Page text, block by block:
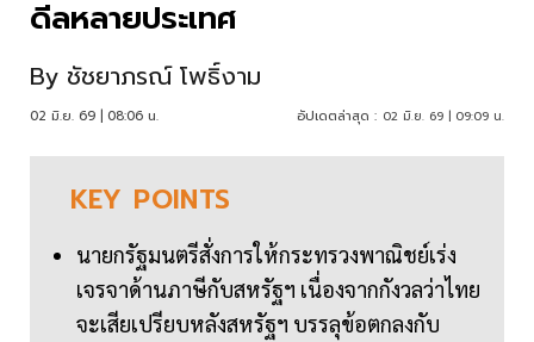
ดีลหลายประเทศ
By ชัชยาภรณ์ โพธิ์งาม
02 มิ.ย. 69 | 08:06 น. อัปเดตล่าสุด : 02 มิ.ย. 69 | 09:09 น.
KEY POINTS
นายกรัฐมนตรีสั่งการให้กระทรวงพาณิชย์เร่ง
เจรจาด้านภาษีกับสหรัฐฯ เนื่องจากกังวลว่าไทย
จะเสียเปรียบหลังสหรัฐฯ บรรลุข้อตกลงกับ